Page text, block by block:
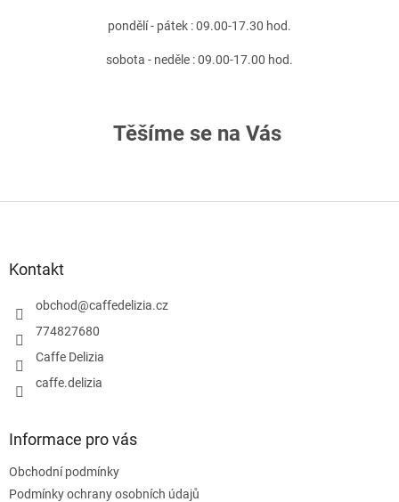
pondělí - pátek : 09.00-17.30 hod.
sobota - neděle : 09.00-17.00 hod.
Těšíme se na Vás
Kontakt
obchod@caffedelizia.cz
774827680
Caffe Delizia
caffe.delizia
Informace pro vás
Obchodní podmínky
Podmínky ochrany osobních údajů